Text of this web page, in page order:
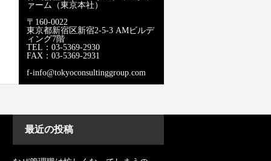
ァーム（東京本社）
〒160-0022
東京都新宿区新宿2-5-3 AMビルデ
ィング7階
TEL：03-5369-2930
FAX：03-5369-2931
f-info@tokyoconsultinggroup.com
最近の投稿